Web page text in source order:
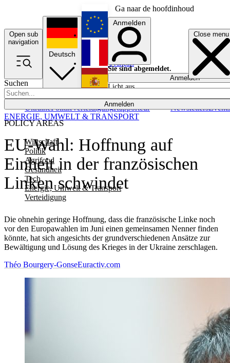
Ga naar de hoofdinhoud
Open sub
navigation
Close menu
Suchen
Anmelden
POLICY AREAS
Wirtschaft
Politik
Agrifood
Gesundheit
Tech
Energie, Umwelt & Transport
Verteidigung
UkrainePolitikVerteidigungRapporteur NewslettersEvents
Deutsch
English
Français
Anmelden
Sie sind abgemeldet.
Anmelden
Licht aus
EU-Wahl: Hoffnung auf
Einheit in der französischen
Linken schwindet
Die ohnehin geringe Hoffnung, dass die französische Linke noch
vor den Europawahlen im Juni einen gemeinsamen Nenner finden
könnte, hat sich angesichts der grundverschiedenen Ansätze zur
Bewältigung und Lösung des Krieges in der Ukraine zerschlagen.
ENERGIE, UMWELT & TRANSPORT
Théo Bourgery-GonseEuractiv.com